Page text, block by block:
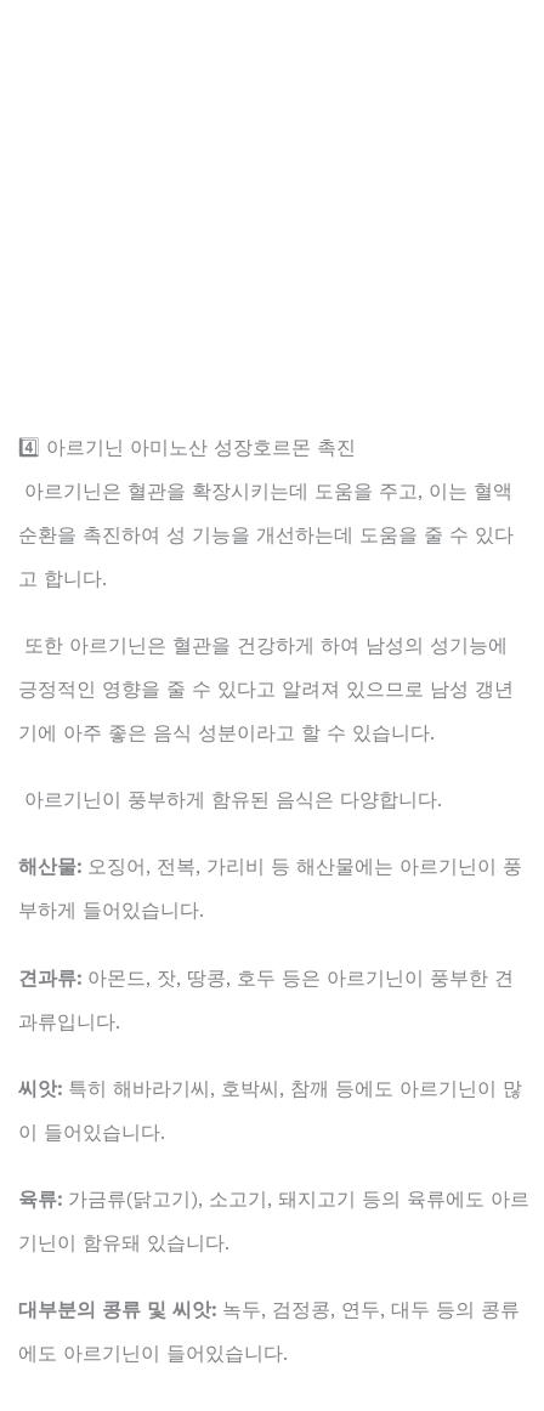
4️⃣ 아르기닌 아미노산 성장호르몬 촉진
아르기닌은 혈관을 확장시키는데 도움을 주고, 이는 혈액
순환을 촉진하여 성 기능을 개선하는데 도움을 줄 수 있다
고 합니다.
또한 아르기닌은 혈관을 건강하게 하여 남성의 성기능에
긍정적인 영향을 줄 수 있다고 알려져 있으므로 남성 갱년
기에 아주 좋은 음식 성분이라고 할 수 있습니다.
아르기닌이 풍부하게 함유된 음식은 다양합니다.
해산물:오징어, 전복, 가리비 등 해산물에는 아르기닌이 풍
부하게 들어있습니다.
견과류:아몬드, 잣, 땅콩, 호두 등은 아르기닌이 풍부한 견
과류입니다.
씨앗:특히 해바라기씨, 호박씨, 참깨 등에도 아르기닌이 많
이 들어있습니다.
육류:가금류(닭고기), 소고기, 돼지고기 등의 육류에도 아르
기닌이 함유돼 있습니다.
대부분의 콩류 및 씨앗:녹두, 검정콩, 연두, 대두 등의 콩류
에도 아르기닌이 들어있습니다.